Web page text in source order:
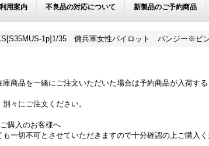
用案内 不良品の対応について 新製品のご予約商品
1p]1/35 傭兵軍女性パイロット パンジー※ピ
商品を一緒にご注文いただいた場合は予約商品が入荷す
々にご注文ください。
購入のお客様へ
一切不可とさせていただきますので十分確認の上ご購入く